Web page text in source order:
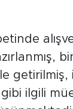
getirilmiş,
ilgili